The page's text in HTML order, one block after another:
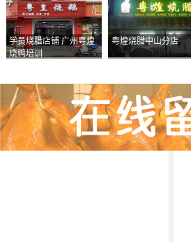
学员烧腊店铺 广州粤煌
烧鸭培训
粤煌烧腊中山分店